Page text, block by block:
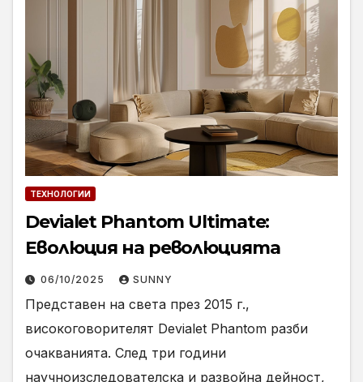
ТЕХНОЛОГИИ
Devialet Phantom Ultimate:
Еволюция на революцията
06/10/2025 SUNNY
Представен на света през 2015 г.,
високоговорителят Devialet Phantom разби
очакванията. След три години
научноизследователска и развойна дейност,